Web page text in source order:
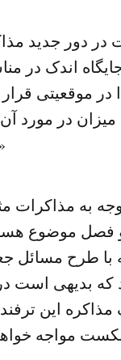
دور جدید
جایگاه اندک در
موقعیتی قرار
در مورد
به مذاکرات
گروه ۱+۵ در خصوص حل و فصل
با طرح مسائل
که بدیهی است
این